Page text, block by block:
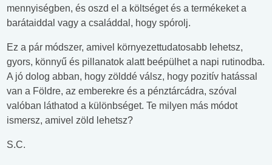
mennyiségben, és oszd el a költséget és a termékeket a
barátaiddal vagy a családdal, hogy spórolj.
Ez a pár módszer, amivel környezettudatosabb lehetsz,
gyors, könnyű és pillanatok alatt beépülhet a napi rutinodba.
A jó dolog abban, hogy zölddé válsz, hogy pozitív hatással
van a Földre, az emberekre és a pénztárcádra, szóval
valóban láthatod a különbséget. Te milyen más módot
ismersz, amivel zöld lehetsz?
S.C.